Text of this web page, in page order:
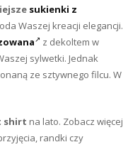
sukienki z
Waszej kreacji elegancji.
z dekoltem w
sylwetki. Jednak
ze sztywnego filcu. W
shirt na lato. Zobacz więcej
randki czy